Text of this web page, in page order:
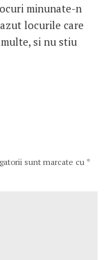
minunate-n
locurile care
si nu stiu
sunt marcate cu *